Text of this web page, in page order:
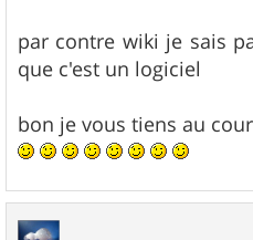
par contre wiki je sais
que c'est un logiciel
bon je vous tiens au